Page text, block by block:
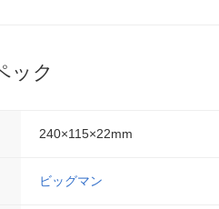
ック
240×115×22mm
ビッグマン